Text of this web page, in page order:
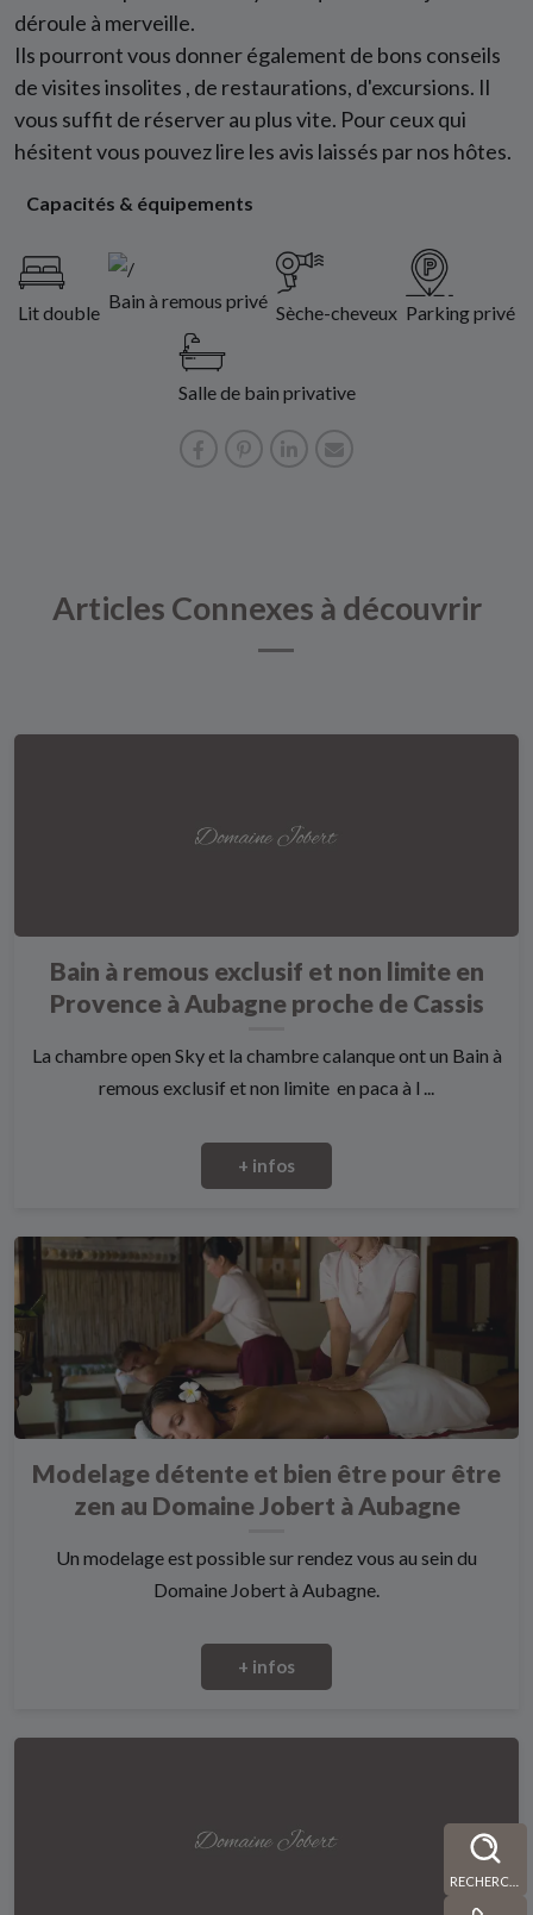
déroule à merveille.
Ils pourront vous donner également de bons conseils
de visites insolites , de restaurations, d'excursions. Il
vous suffit de réserver au plus vite. Pour ceux qui
hésitent vous pouvez lire les avis laissés par nos hôtes.
Capacités & équipements
Lit double
Bain à remous privé
Sèche-cheveux Parking privé
Salle de bain privative
Articles Connexes à découvrir
Bain à remous exclusif et non limite en
Provence à Aubagne proche de Cassis
La chambre open Sky et la chambre calanque ont un Bain à
remous exclusif et non limite en paca à l ...
+ infos
Modelage détente et bien être pour être
zen au Domaine Jobert à Aubagne
Un modelage est possible sur rendez vous au sein du
Domaine Jobert à Aubagne.
+ infos